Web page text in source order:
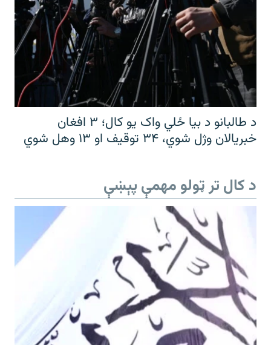
د طالبانو د بیا ځلي واک یو کال؛ ۳ افغان
خبریالان وژل شوي، ۳۴ توقیف او ۱۳ وهل شوي
د کال تر ټولو مهمې پېښې